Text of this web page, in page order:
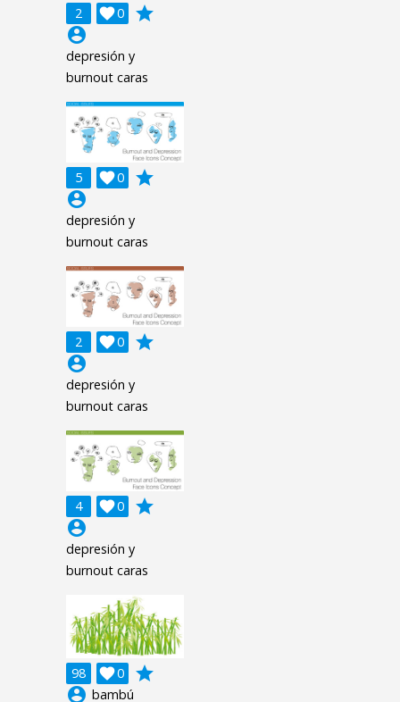
2 0

grade
account_circle
depresión y
burnout caras
5 0

grade
account_circle
depresión y
burnout caras
2 0

grade
account_circle
depresión y
burnout caras
4 0

grade
account_circle
depresión y
burnout caras
98 0

grade
account_circle bambú